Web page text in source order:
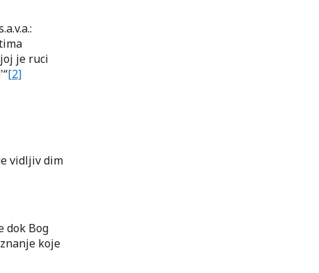
je ruci
[2]
vidljiv dim
dok Bog
koje